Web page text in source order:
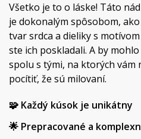
Všetko je to o láske! Táto
je dokonalým spôsobom,
tvar srdca a dieliky s
ste ich poskladali. A by
spolu s tými, na ktorých vám
pocítiť, že sú milovaní.
🧩 Každý kúsok je unikátny
🌟 Prepracované a